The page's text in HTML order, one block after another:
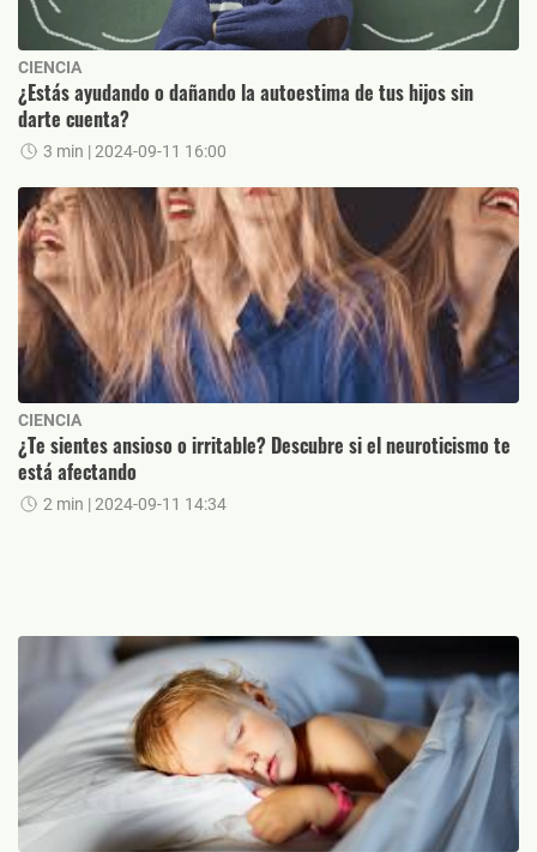
CIENCIA
¿Estás ayudando o dañando la autoestima de tus hijos sin
darte cuenta?
3 min | 2024-09-11 16:00
CIENCIA
¿Te sientes ansioso o irritable? Descubre si el neuroticismo te
está afectando
2 min | 2024-09-11 14:34